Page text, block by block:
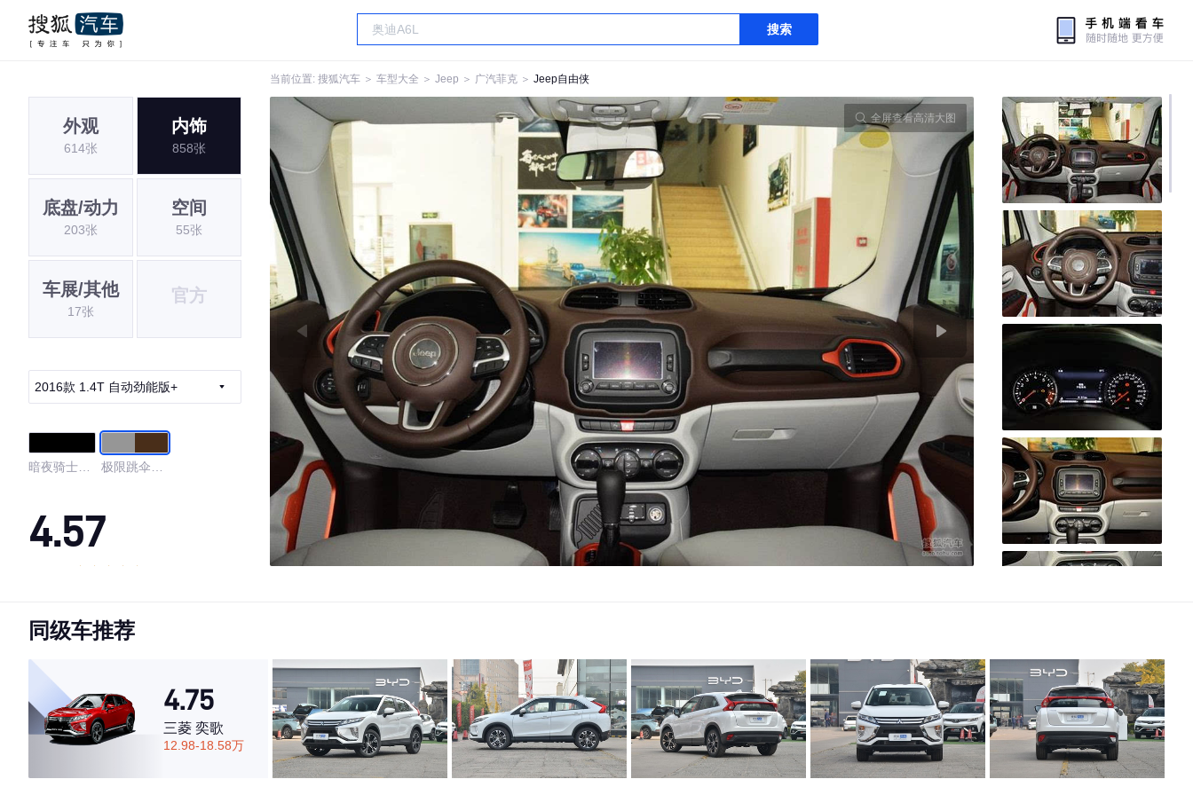
搜索
当前位置: 搜狐汽车 ＞ 车型大全 ＞ Jeep ＞ 广汽菲克 ＞ Jeep自由侠
外观
614张
内饰
858张
底盘/动力
203张
空间
55张
车展/其他
17张
官方
2016款 1.4T 自动劲能版+
暗夜骑士酷
极限跳伞灰/
4.57
·内饰表现较为优秀，优于53%同级车
·空间表现一般，低于70%同级车
全屏查看高清大图
同级车推荐
4.75
三菱 奕歌
12.98-18.58万